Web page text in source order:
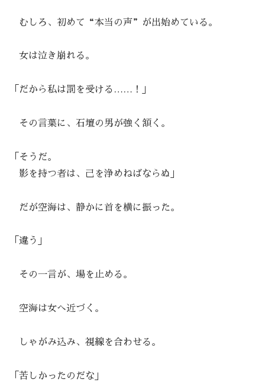
むしろ、初めて“本当の声”が出始めている。
女は泣き崩れる。
「だから私は罰を受ける……！」
その言葉に、石壇の男が強く頷く。
「そうだ。
影を持つ者は、己を浄めねばならぬ」
だが空海は、静かに首を横に振った。
「違う」
その一言が、場を止める。
空海は女へ近づく。
しゃがみ込み、視線を合わせる。
「苦しかったのだな」